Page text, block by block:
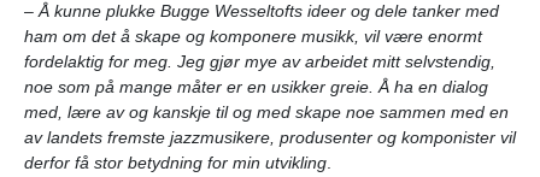
– Å kunne plukke Bugge Wesseltofts ideer og dele tanker med
ham om det å skape og komponere musikk, vil være enormt
fordelaktig for meg. Jeg gjør mye av arbeidet mitt selvstendig,
noe som på mange måter er en usikker greie. Å ha en dialog
med, lære av og kanskje til og med skape noe sammen med en
av landets fremste jazzmusikere, produsenter og komponister vil
derfor få stor betydning for min utvikling.